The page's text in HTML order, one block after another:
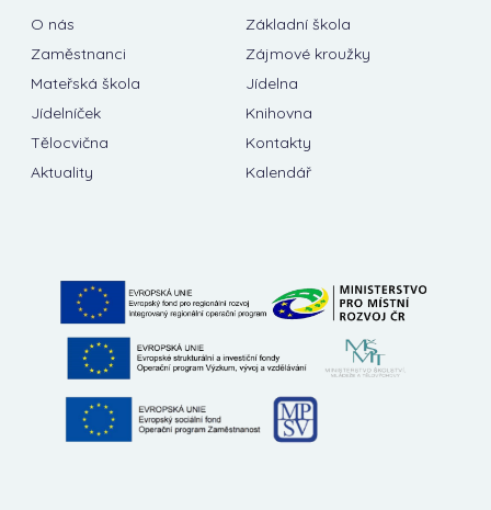
O nás
Základní škola
Zaměstnanci
Zájmové kroužky
Mateřská škola
Jídelna
Jídelníček
Knihovna
Tělocvična
Kontakty
Aktuality
Kalendář